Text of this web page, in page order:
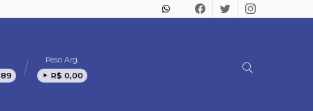
Peso Arg.
R$ 0,00